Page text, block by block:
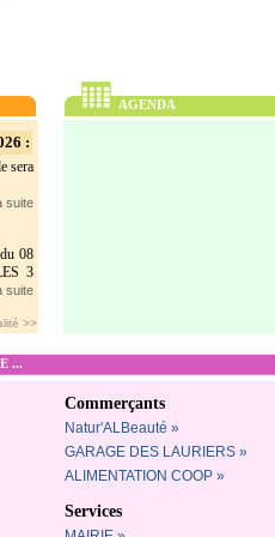
AGENDA
:
sera
suite
08
3
suite
>>
...
Commerçants
Natur'ALBeauté »
GARAGE DES LAURIERS »
ALIMENTATION COOP »
Services